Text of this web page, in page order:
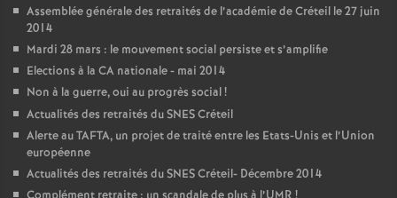
Assemblée générale des retraités de l’académie de Créteil le 27 juin
2014
Mardi 28 mars : le mouvement social persiste et s’amplifie
Elections à la CA nationale - mai 2014
Non à la guerre, oui au progrès social!
Actualités des retraités duSNESCréteil
Alerte auTAFTA, un projet de traité entre les Etats-Unis et l’Union
européenne
Actualités des retraités duSNESCréteil- Décembre 2014